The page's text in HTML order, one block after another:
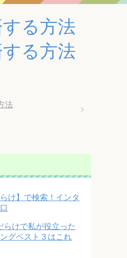
る方法
る方法
法
け】で検索！インタ
らけで私が役立った
グベスト３はこれ